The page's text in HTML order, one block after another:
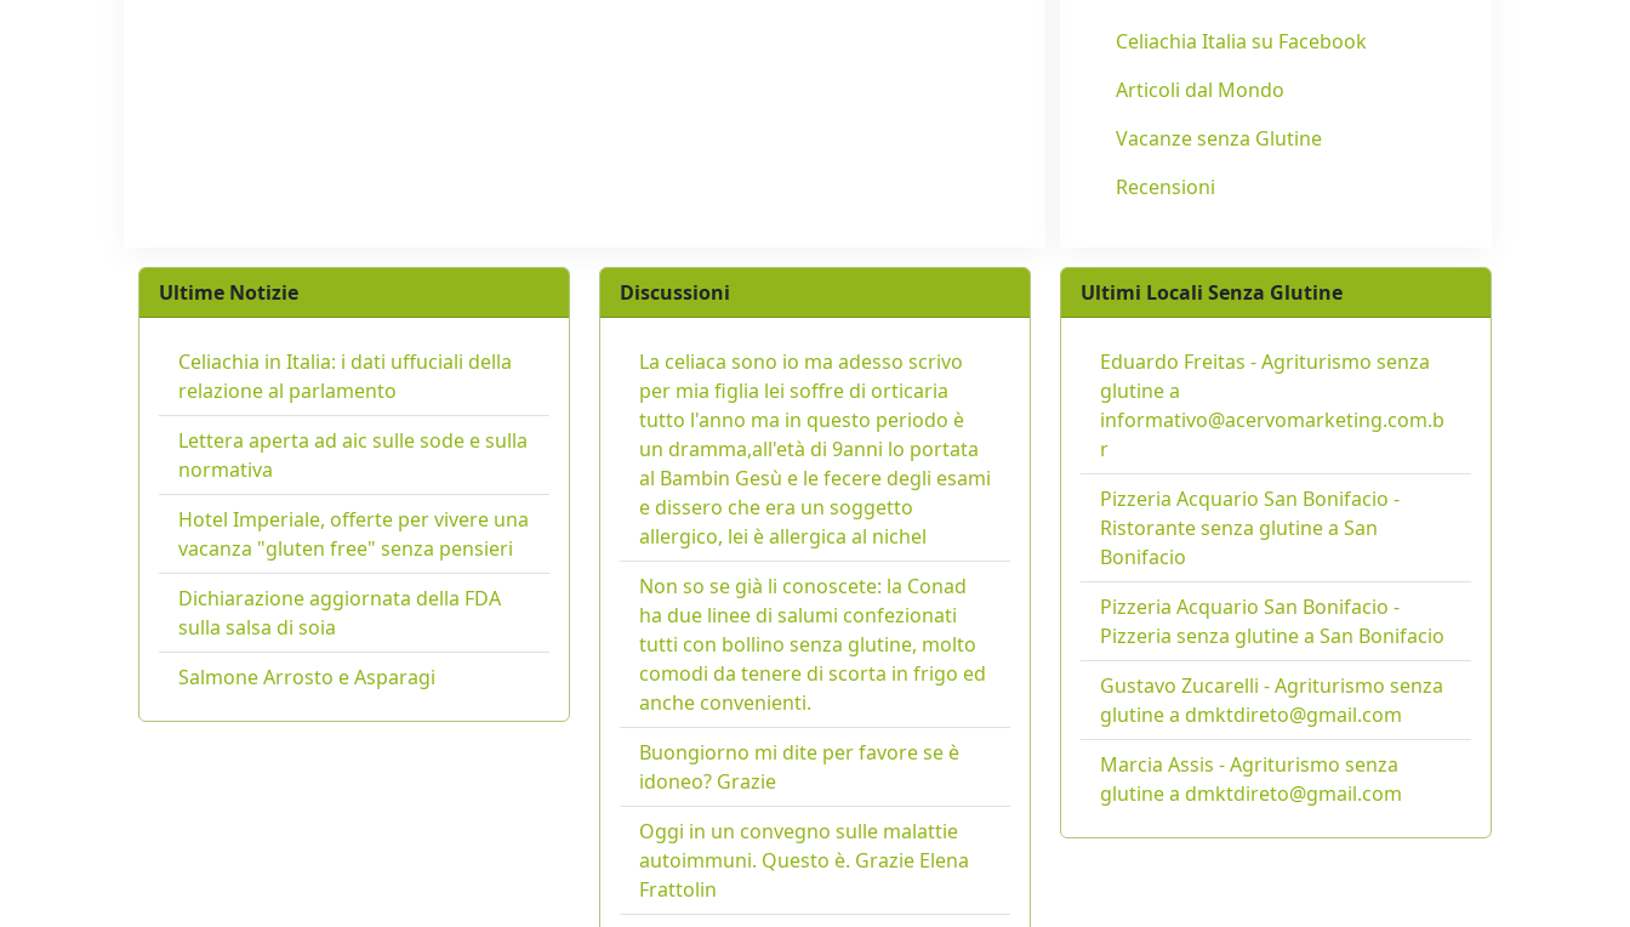
Celiachia Italia su Facebook
Articoli dal Mondo
Vacanze senza Glutine
Recensioni
Ultime Notizie
Celiachia in Italia: i dati uffuciali della
relazione al parlamento
Lettera aperta ad aic sulle sode e sulla
normativa
Hotel Imperiale, offerte per vivere una
vacanza "gluten free" senza pensieri
Dichiarazione aggiornata della FDA
sulla salsa di soia
Salmone Arrosto e Asparagi
Discussioni
La celiaca sono io ma adesso scrivo
per mia figlia lei soffre di orticaria
tutto l'anno ma in questo periodo è
un dramma,all'età di 9anni lo portata
al Bambin Gesù e le fecere degli esami
e dissero che era un soggetto
allergico, lei è allergica al nichel
Non so se già li conoscete: la Conad
ha due linee di salumi confezionati
tutti con bollino senza glutine, molto
comodi da tenere di scorta in frigo ed
anche convenienti.
Buongiorno mi dite per favore se è
idoneo? Grazie
Oggi in un convegno sulle malattie
autoimmuni. Questo è. Grazie Elena
Frattolin
Ultimi Locali Senza Glutine
Eduardo Freitas - Agriturismo senza
glutine a
informativo@acervomarketing.com.b
r
Pizzeria Acquario San Bonifacio -
Ristorante senza glutine a San
Bonifacio
Pizzeria Acquario San Bonifacio -
Pizzeria senza glutine a San Bonifacio
Gustavo Zucarelli - Agriturismo senza
glutine a dmktdireto@gmail.com
Marcia Assis - Agriturismo senza
glutine a dmktdireto@gmail.com